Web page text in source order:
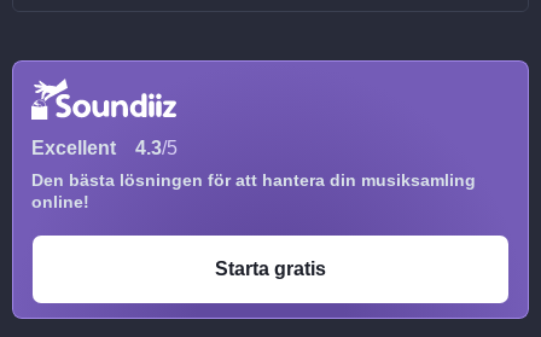
Excellent 4.3/5
Den bästa lösningen för att hantera din musiksamling
online!
Starta gratis